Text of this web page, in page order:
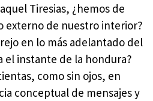
Tiresias, ¿hemos de
externo de nuestro interior?
en lo más adelantado del
el instante de la hondura?
como sin ojos, en
conceptual de mensajes y